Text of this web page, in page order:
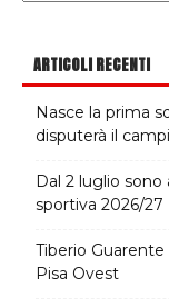
ARTICOLI RECENTI
Nasce la prima
disputerà il
Dal 2 luglio
sportiva 2026/27
Tiberio
Pisa Ovest